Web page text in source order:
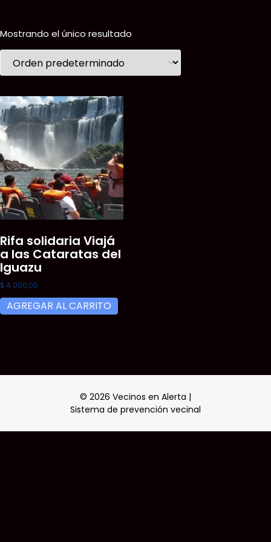
content
Mostrando el único resultado
Rifa solidaria Viajá
a las Cataratas del
Iguazu
$ 4.000,00
AGREGAR AL CARRITO
© 2026 Vecinos en Alerta |
Sistema de prevención vecinal